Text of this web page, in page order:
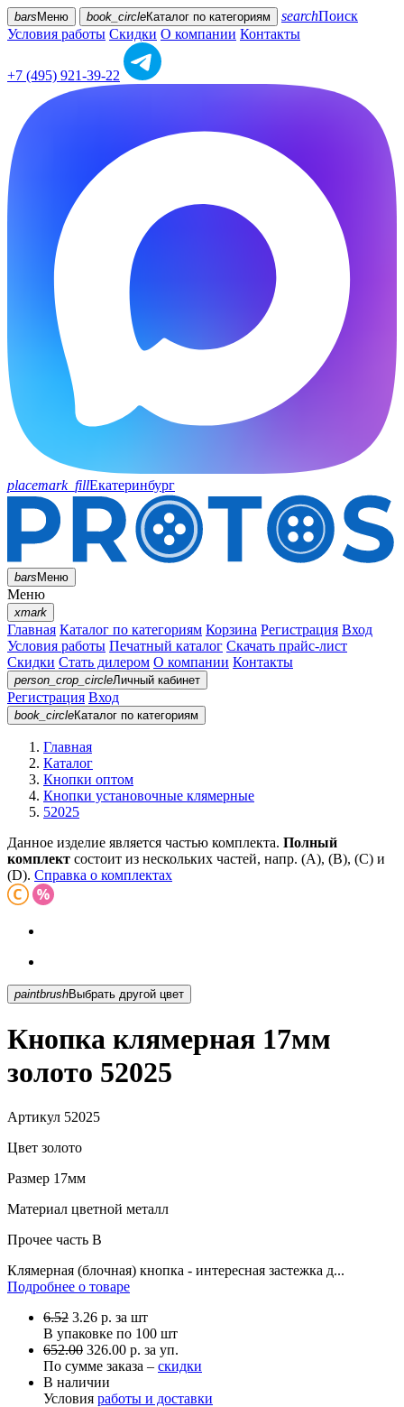
bars Меню book_circleКаталог по категориям searchПоиск
Условия работы Скидки О компании Контакты
+7 (495) 921-39-22
placemark_fillЕкатеринбург
barsМеню
Меню
xmark
Главная Каталог по категориям Корзина Регистрация Вход
Условия работы Печатный каталог Скачать прайс-лист
Скидки Стать дилером О компании Контакты
person_crop_circleЛичный кабинет
Регистрация Вход
book_circleКаталог по категориям
Главная
Каталог
Кнопки оптом
Кнопки установочные клямерные
52025
Данное изделие является частью комплекта. Полный
комплект состоит из нескольких частей, напр. (А), (B), (С) и
(D). Справка о комплектах
paintbrush Выбрать другой цвет
Кнопка клямерная 17мм
золото 52025
Артикул 52025
Цвет золото
Размер 17мм
Материал цветной металл
Прочее часть B
Клямерная (блочная) кнопка - интересная застежка д...
Подробнее о товаре
6.52 3.26 р. за шт
В упаковке по 100 шт
652.00 326.00 р. за уп.
По сумме заказа – скидки
В наличии
Условия работы и доставки